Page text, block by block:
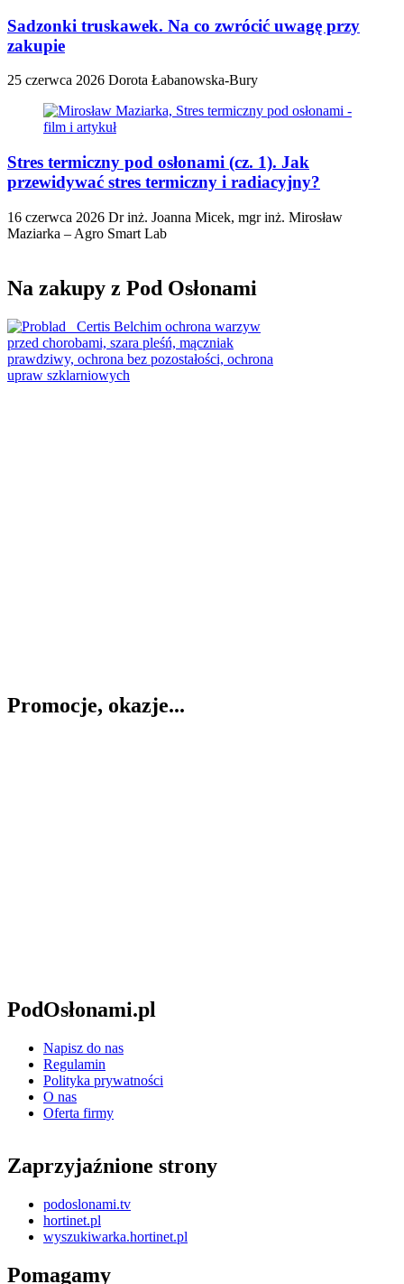
Sadzonki truskawek. Na co zwrócić uwagę przy
zakupie
25 czerwca 2026 Dorota Łabanowska-Bury
Stres termiczny pod osłonami (cz. 1). Jak
przewidywać stres termiczny i radiacyjny?
16 czerwca 2026 Dr inż. Joanna Micek, mgr inż. Mirosław
Maziarka – Agro Smart Lab
Na zakupy z Pod Osłonami
Promocje, okazje...
PodOsłonami.pl
Napisz do nas
Regulamin
Polityka prywatności
O nas
Oferta firmy
Zaprzyjaźnione strony
podoslonami.tv
hortinet.pl
wyszukiwarka.hortinet.pl
Pomagamy